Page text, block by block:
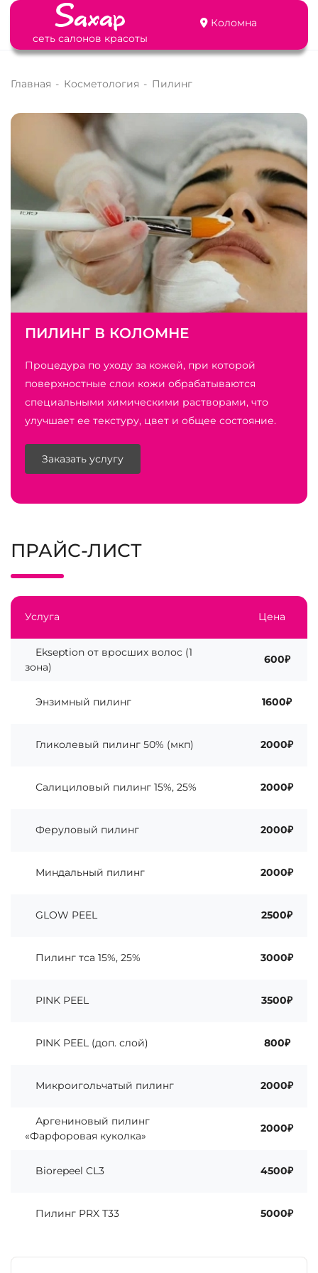
сеть салонов красоты
Коломна
Главная - Косметология - Пилинг
ПИЛИНГ В КОЛОМНЕ
Процедура по уходу за кожей, при которой
поверхностные слои кожи обрабатываются
специальными химическими растворами, что
улучшает ее текстуру, цвет и общее состояние.
Заказать услугу
ПРАЙС-ЛИСТ
Услуга Цена
Ekseption от вросших волос (1
зона)
600₽
Энзимный пилинг 1600₽
Гликолевый пилинг 50% (мкп) 2000₽
Салициловый пилинг 15%, 25% 2000₽
Феруловый пилинг 2000₽
Миндальный пилинг 2000₽
GLOW PEEL 2500₽
Пилинг тса 15%, 25% 3000₽
PINK PEEL 3500₽
PINK PEEL (доп. слой) 800₽
Микроигольчатый пилинг 2000₽
Аргениновый пилинг
«Фарфоровая куколка»
2000₽
Biorepeel CL3 4500₽
Пилинг PRX T33 5000₽